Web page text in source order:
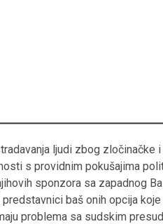
ljudi zbog
s providnim pokušajima
sponzora sa zapadnog
baš onih opcija
problema sa sudskim